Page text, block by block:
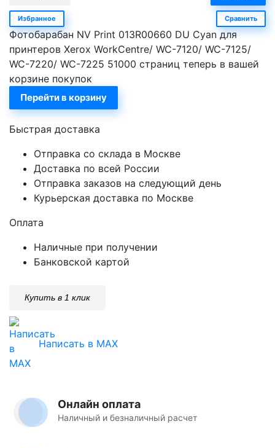
Избранное Сравнить
Фотобарабан NV Print 013R00660 DU Cyan для
принтеров Xerox WorkCentre/ WC-7120/ WC-7125/
WC-7220/ WC-7225 51000 страниц теперь в вашей
корзине покупок
Перейти в корзину
Быстрая доставка
Отправка со склада в Москве
Доставка по всей России
Отправка заказов на следующий день
Курьерская доставка по Москве
Оплата
Наличные при получении
Банковской картой
Купить в 1 клик
Написать в MAX
Онлайн оплата
Наличный и безналичный расчет